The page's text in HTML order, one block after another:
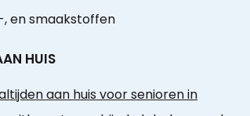
en smaakstoffen
HUIS
aan huis voor senioren in